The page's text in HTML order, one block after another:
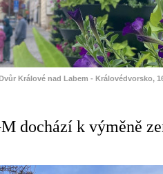
Králové nad Labem - Královédvorsko,
dochází k výměně